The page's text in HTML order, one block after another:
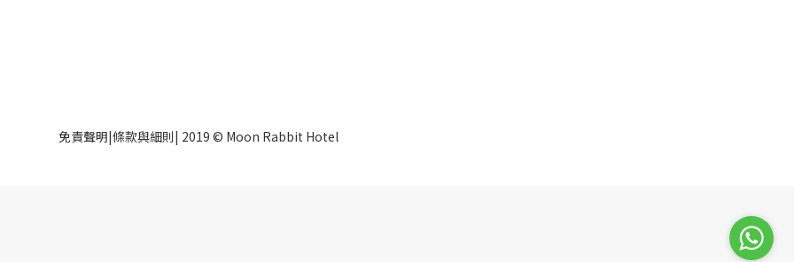
免責聲明|條款與細則| 2019 © Moon Rabbit Hotel